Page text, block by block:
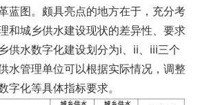
蓝图。颇具亮点的地方在于，充分考
和城乡供水建设现状的差异性、要求
供水数字化建设划分为i、ii、iii三个
水管理单位可以根据实际情况，调整
字化等具体指标要求。